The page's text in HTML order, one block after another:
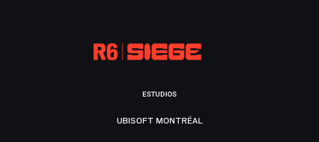
ESTUDIOS
UBISOFT MONTRÉAL